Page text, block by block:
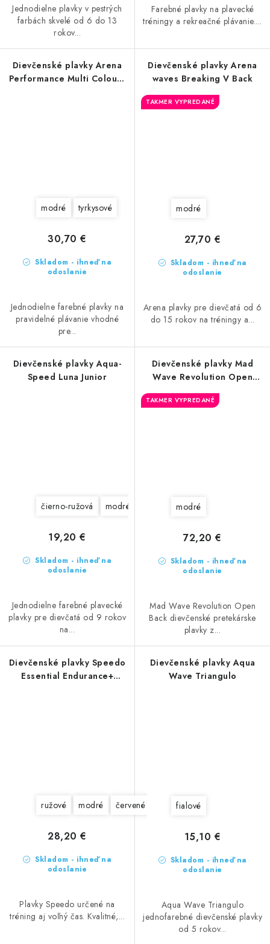
Jednodielne plavky v pestrých
farbách skvelé od 6 do 13
rokov...
Farebné plavky na plavecké
tréningy a rekreačné plávanie....
Dievčenské plavky Arena
Performance Multi Colours
modré tyrkysové
Skladom - ihneď na
odoslanie
30,70 €
Jednodielne farebné plavky na
pravidelné plávanie vhodné
pre...
Dievčenské plavky Arena
waves Breaking V Back
TAKMER VYPREDANÉ
modré
Skladom - ihneď na
odoslanie
27,70 €
Arena plavky pre dievčatá od 6
do 15 rokov na tréningy a...
Dievčenské plavky Aqua-
Speed Luna Junior
čierno-ružová modré
Skladom - ihneď na
odoslanie
19,20 €
Jednodielne farebné plavecké
plavky pre dievčatá od 9 rokov
na...
Dievčenské plavky Mad
Wave Revolution Open
Back
TAKMER VYPREDANÉ
modré
Skladom - ihneď na
odoslanie
72,20 €
Mad Wave Revolution Open
Back dievčenské pretekárske
plavky z...
Dievčenské plavky Speedo
Essential Endurance+
ružové modré červené tmavomodrá
Skladom - ihneď na
odoslanie
28,20 €
Plavky Speedo určené na
tréning aj voľný čas. Kvalitné,...
Dievčenské plavky Aqua
Wave Triangulo
fialové
Skladom - ihneď na
odoslanie
15,10 €
Aqua Wave Triangulo
jednofarebné dievčenské plavky
od 5 rokov...